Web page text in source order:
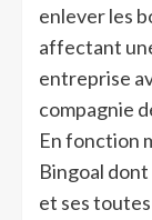
enlever les
affectant
entreprise
compagnie
En fonction
Bingoal
et ses